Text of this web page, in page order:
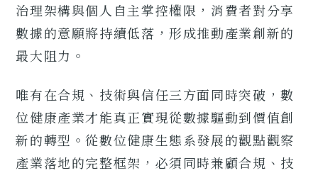
治理架構與個人自主掌控權限，消費者對分享
數據的意願將持續低落，形成推動產業創新的
最大阻力。
唯有在合規、技術與信任三方面同時突破，數
位健康產業才能真正實現從數據驅動到價值創
新的轉型。從數位健康生態系發展的觀點觀察
產業落地的完整框架，必須同時兼顧合規、技